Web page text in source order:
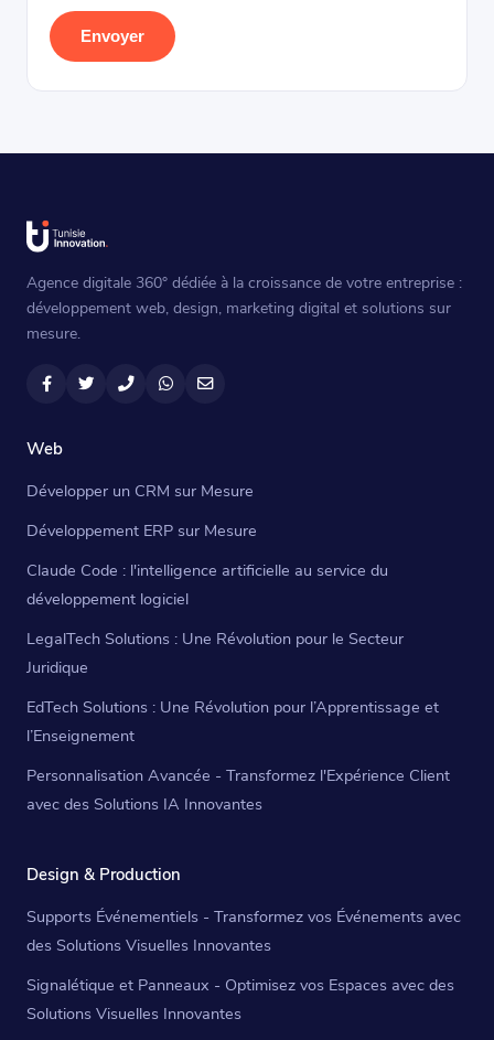
Envoyer
Agence digitale 360° dédiée à la croissance de votre entreprise :
développement web, design, marketing digital et solutions sur
mesure.
FacebookTwitterTéléphoneWhatsApp
Email
Web
Développer un CRM sur Mesure
Développement ERP sur Mesure
Claude Code : l'intelligence artificielle au service du
développement logiciel
LegalTech Solutions : Une Révolution pour le Secteur
Juridique
EdTech Solutions : Une Révolution pour l’Apprentissage et
l’Enseignement
Personnalisation Avancée - Transformez l'Expérience Client
avec des Solutions IA Innovantes
Design & Production
Supports Événementiels - Transformez vos Événements avec
des Solutions Visuelles Innovantes
Signalétique et Panneaux - Optimisez vos Espaces avec des
Solutions Visuelles Innovantes